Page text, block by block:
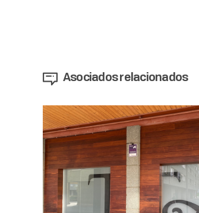
Asociados relacionados
BRONTE OPTIKA-ORTOPEDIA
ÓPTICAS